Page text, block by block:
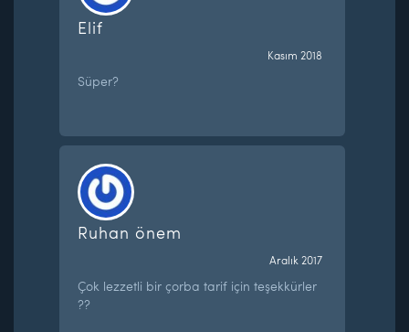
Elif
Kasım 2018
Süper?
Ruhan önem
Aralık 2017
Çok lezzetli bir çorba tarif için teşekkürler
??